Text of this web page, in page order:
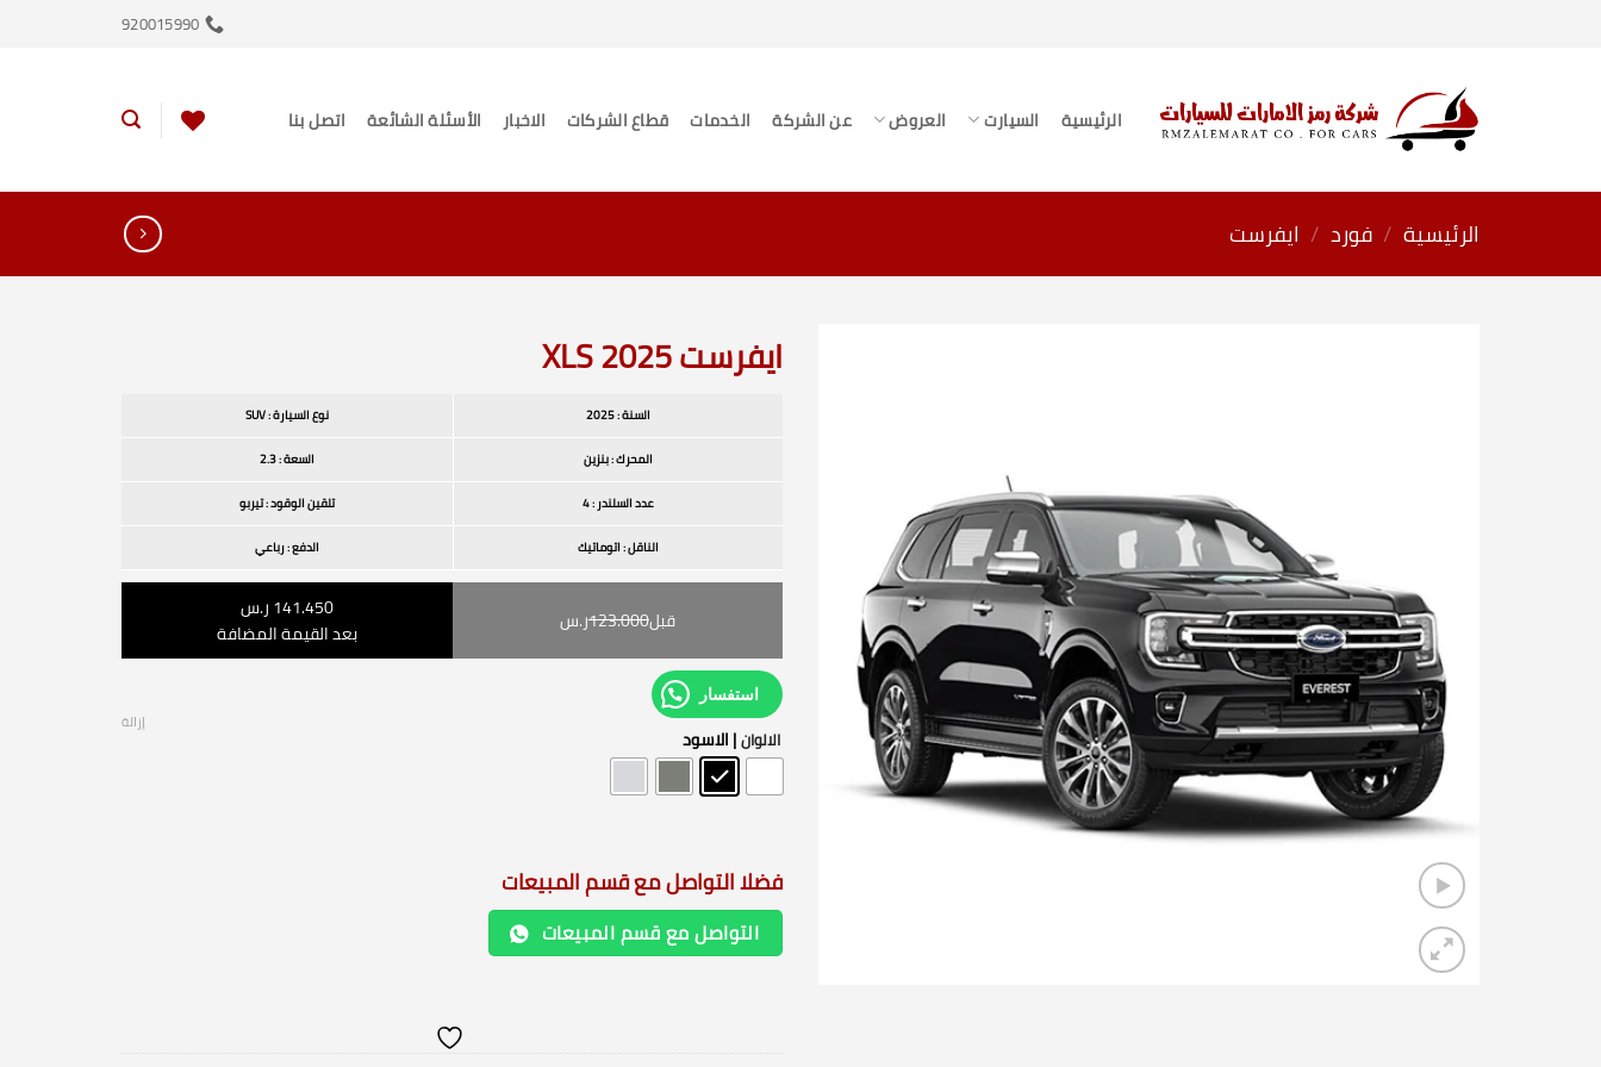
920015990
الرئيسية السيارت العروض عن الشركة الخدمات قطاع الشركات الاخبار الأسئلة الشائعة اتصل بنا
الرئيسية / فورد / ايفرست
ايفرست 2025 XLS
السنة : 2025
نوع السيارة : SUV
المحرك : بنزين
السعة : 2.3
عدد السلندر : 4
تلقين الوقود : تيربو
الناقل : اتوماتيك
الدفع : رباعي
قبل123.000ر.س
141.450 ر.س
بعد القيمة المضافة
استفسار
الالوان| الاسود
إزالة
فضلا التواصل مع قسم المبيعات
التواصل مع قسم المبيعات